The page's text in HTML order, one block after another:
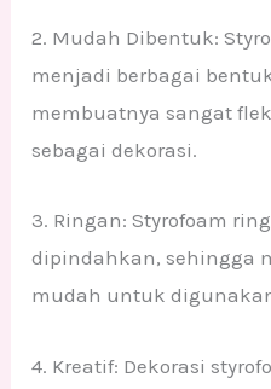
2. Mudah Dibentuk:
menjadi berbagai
membuatnya sangat
sebagai dekorasi.
3. Ringan: Styrofoam
dipindahkan, sehingga
mudah untuk
4. Kreatif: Dekorasi